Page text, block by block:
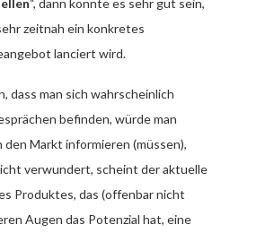
zeitnah ein konkretes
lanciert wird.
dass man sich wahrscheinlich
befinden, würde man
den Markt informieren (müssen),
verwundert, scheint der aktuelle
Produktes, das (offenbar nicht
Augen das Potenzial hat, eine